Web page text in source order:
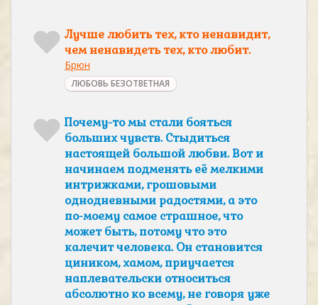
Лучше любить тех, кто ненавидит,
чем ненавидеть тех, кто любит.
Брюн
ЛЮБОВЬ БЕЗОТВЕТНАЯ
Почему-то мы стали бояться
больших чувств. Стыдиться
настоящей большой любви. Вот и
начинаем подменять её мелкими
интрижками, грошовыми
однодневными радостями, а это
по-моему самое страшное, что
может быть, потому что это
калечит человека. Он становится
циником, хамом, приучается
наплевательски относиться
абсолютно ко всему, не говоря уже